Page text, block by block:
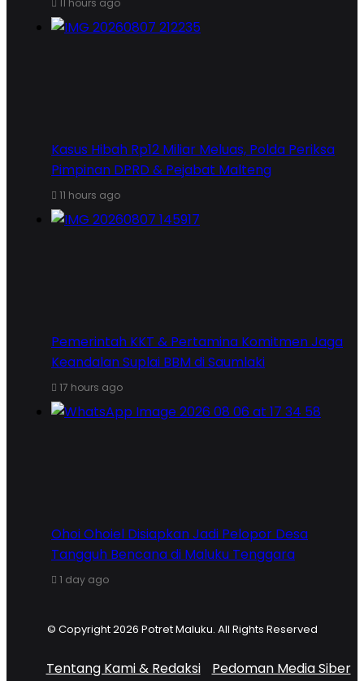
Kasus Hibah Rp12 Miliar Meluas, Polda Periksa
Pimpinan DPRD & Pejabat Malteng
11 hours ago
Pemerintah KKT & Pertamina Komitmen Jaga
Keandalan Suplai BBM di Saumlaki
17 hours ago
Ohoi Ohoiel Disiapkan Jadi Pelopor Desa
Tangguh Bencana di Maluku Tenggara
1 day ago
© Copyright 2026 Potret Maluku. All Rights Reserved
Tentang Kami & Redaksi Pedoman Media Siber